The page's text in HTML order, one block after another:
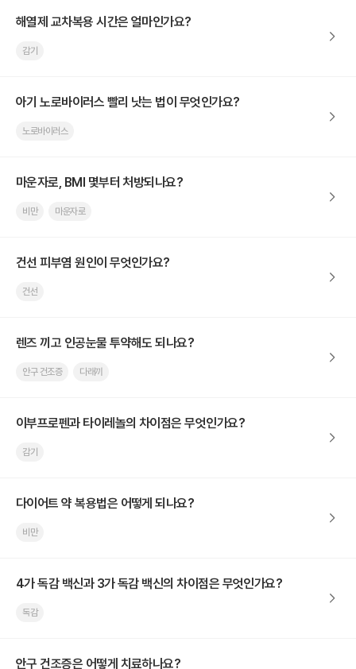
해열제 교차복용 시간은 얼마인가요?
감기
아기 노로바이러스 빨리 낫는 법이 무엇인가요?
노로바이러스
마운자로, BMI 몇부터 처방되나요?
비만 마운자로
건선 피부염 원인이 무엇인가요?
건선
렌즈 끼고 인공눈물 투약해도 되나요?
안구 건조증 다래끼
이부프로펜과 타이레놀의 차이점은 무엇인가요?
감기
다이어트 약 복용법은 어떻게 되나요?
비만
4가 독감 백신과 3가 독감 백신의 차이점은 무엇인가요?
독감
안구 건조증은 어떻게 치료하나요?